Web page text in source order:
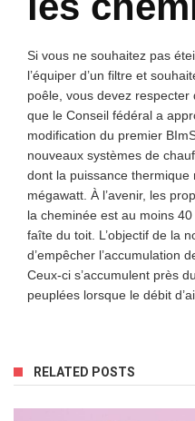
Si vous ne souhaitez pas
l’équiper d’un filtre et
poêle, vous devez respecter
que le Conseil fédéral a
modification du premier
nouveaux systèmes de
dont la puissance
mégawatt. À l’avenir, les
la cheminée est au moins
faîte du toit. L’objectif de la
d’empêcher l’accumulation
Ceux-ci s’accumulent près
peuplées lorsque le débit
RELATED POSTS